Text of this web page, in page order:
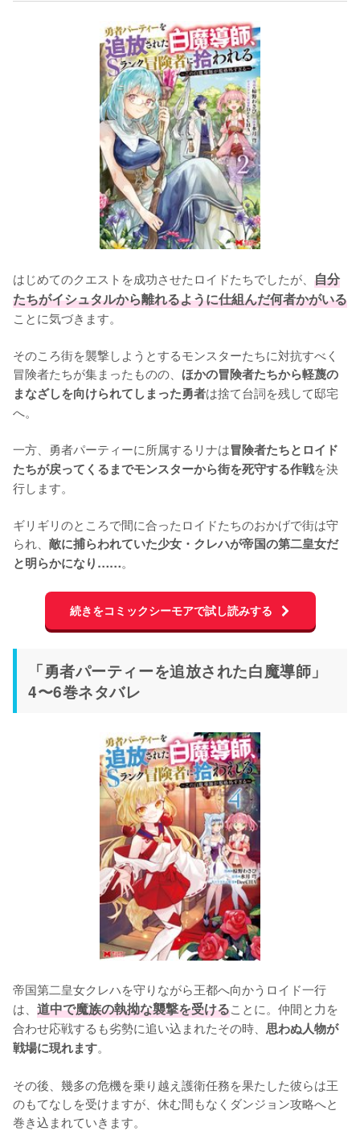
はじめてのクエストを成功させたロイドたちでしたが、 自分
たちがイシュタルから離れるように仕組んだ何者かがいる
ことに気づきます。
そのころ街を襲撃しようとするモンスターたちに対抗すべく
冒険者たちが集まったものの、 ほかの冒険者たちから軽蔑の
まなざしを向けられてしまった勇者は捨て台詞を残して邸宅
へ。
一方、勇者パーティーに所属するリナは冒険者たちとロイド
たちが戻ってくるまでモンスターから街を死守する作戦を決
行します。
ギリギリのところで間に合ったロイドたちのおかげで街は守
られ、 敵に捕らわれていた少女・クレハが帝国の第二皇女だ
と明らかになり……。
続きをコミックシーモアで試し読みする
「勇者パーティーを追放された白魔導師」
4〜6巻ネタバレ
帝国第二皇女クレハを守りながら王都へ向かうロイド一行
は、 道中で魔族の執拗な襲撃を受けることに。仲間と力を
合わせ応戦するも劣勢に追い込まれたその時、 思わぬ人物が
戦場に現れます。
その後、幾多の危機を乗り越え護衛任務を果たした彼らは王
のもてなしを受けますが、休む間もなくダンジョン攻略へと
巻き込まれていきます。